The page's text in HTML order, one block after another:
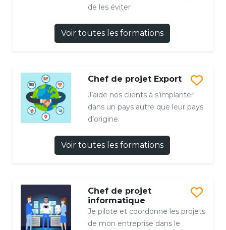
de les éviter
Voir toutes les formations
Chef de projet Export
J’aide nos clients à s’implanter
dans un pays autre que leur pays
d’origine.
Voir toutes les formations
Chef de projet
informatique
Je pilote et coordonne les projets
de mon entreprise dans le